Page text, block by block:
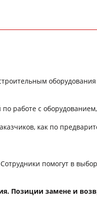
работе с оборудованием,
как по
помогут в
Позиции замене и